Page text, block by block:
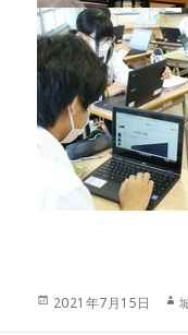
投
2021年7月15日